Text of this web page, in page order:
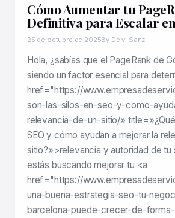
Cómo Aumentar tu
Definitiva para Escalar
25 de octubre de 2025By Deivi Sanz
Hola, ¿sabías que el PageRank de
siendo un factor esencial para
href="https://
son-las-silos-en-seo-y-como-
relevancia-de-un-sitio/»
SEO y cómo ayudan a mejorar la
sitio?»>relevancia y autoridad de tu
estás buscando mejorar tu <a
href="https://
una-buena-estrategia-seo-tu-
barcelona-puede-crecer-de-